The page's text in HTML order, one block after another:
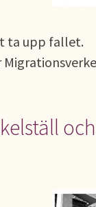
ta upp fallet.
och